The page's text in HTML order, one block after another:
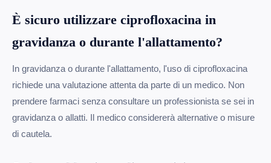
È sicuro utilizzare ciprofloxacina in
gravidanza o durante l'allattamento?
In gravidanza o durante l'allattamento, l'uso di ciprofloxacina
richiede una valutazione attenta da parte di un medico. Non
prendere farmaci senza consultare un professionista se sei in
gravidanza o allatti. Il medico considererà alternative o misure
di cautela.